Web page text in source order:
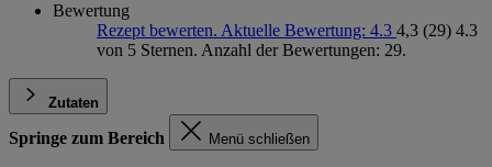
Bewertung
Rezept bewerten. Aktuelle Bewertung: 4.3 4,3 (29) 4.3
von 5 Sternen. Anzahl der Bewertungen: 29.
Zutaten
Springe zum Bereich Menü schließen